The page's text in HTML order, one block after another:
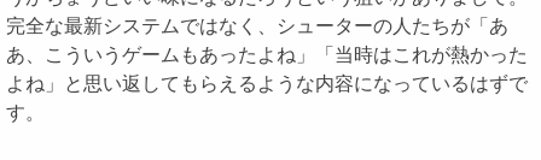
完全な最新システムではなく、シューターの人たちが「あ
あ、こういうゲームもあったよね」「当時はこれが熱かった
よね」と思い返してもらえるような内容になっているはずで
す。